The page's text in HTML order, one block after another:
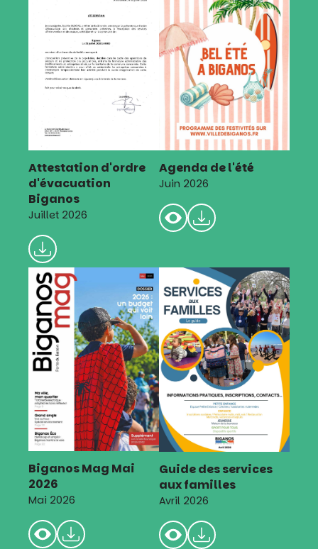
Attestation d'ordre
d'évacuation
Biganos
Juillet 2026
Agenda de l'été
Juin 2026
Biganos Mag Mai
2026
Mai 2026
Guide des services
aux familles
Avril 2026